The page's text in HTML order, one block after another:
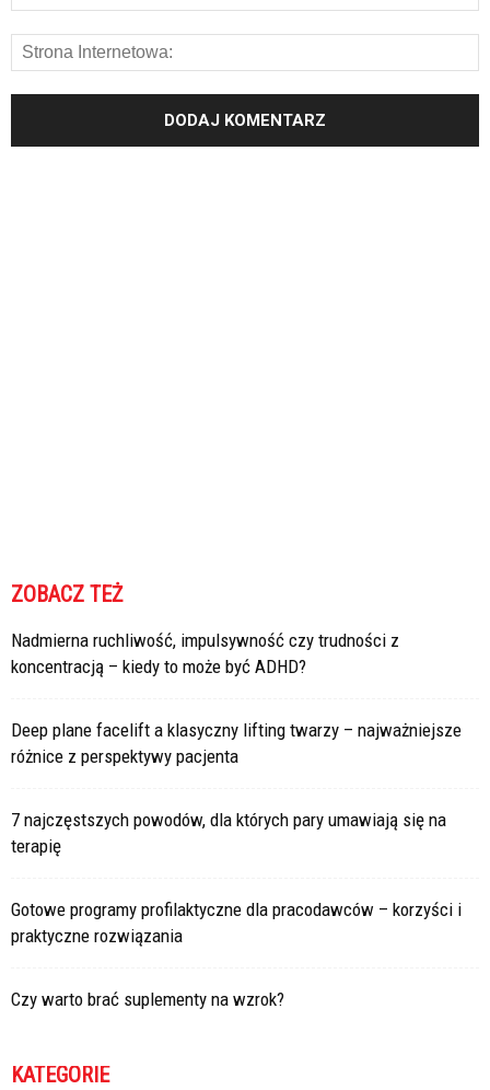
ZOBACZ TEŻ
Nadmierna ruchliwość, impulsywność czy trudności z
koncentracją – kiedy to może być ADHD?
Deep plane facelift a klasyczny lifting twarzy – najważniejsze
różnice z perspektywy pacjenta
7 najczęstszych powodów, dla których pary umawiają się na
terapię
Gotowe programy profilaktyczne dla pracodawców – korzyści i
praktyczne rozwiązania
Czy warto brać suplementy na wzrok?
KATEGORIE